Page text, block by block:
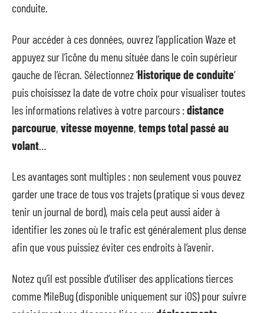
conduite.
Pour accéder à ces données, ouvrez l’application Waze et
appuyez sur l’icône du menu située dans le coin supérieur
gauche de l’écran. Sélectionnez ‘Historique de conduite‘
puis choisissez la date de votre choix pour visualiser toutes
les informations relatives à votre parcours :distance
parcourue, vitesse moyenne, temps total passé au
volant
Les avantages sont multiples : non seulement vous pouvez
garder une trace de tous vos trajets (pratique si vous devez
tenir un journal de bord), mais cela peut aussi aider à
identifier les zones où le trafic est généralement plus dense
afin que vous puissiez éviter ces endroits à l’avenir.
Notez qu’il est possible d’utiliser des applications tierces
comme MileBug (disponible uniquement sur iOS) pour suivre